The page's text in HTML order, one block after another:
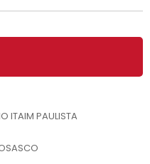
ITAIM PAULISTA